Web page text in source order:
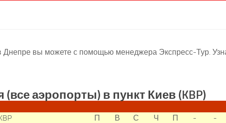
вы можете с помощью менеджера Экспресс-Тур.
аэропорты) в пункт Киев (KBP)
П В С Ч П - -